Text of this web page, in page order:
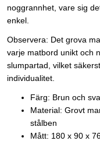
noggrannhet, vare sig
enkel.
Observera: Det grova
varje matbord unikt och
slumpartad, vilket
individualitet.
Färg: Brun och
Material: Grovt
stålben
Mått: 180 x 90 x